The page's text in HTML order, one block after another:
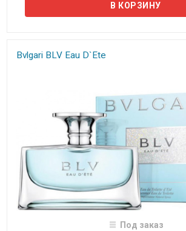
Bvlgari BLV Eau D`Ete
Под заказ